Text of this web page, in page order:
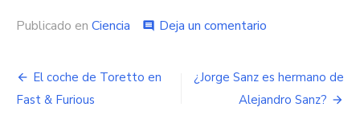
Publicado en Ciencia comment Deja un comentario
técnica
para
Navegación
El coche de Toretto en
Fast & Furious
¿Jorge Sanz es hermano de
Alejandro Sanz?